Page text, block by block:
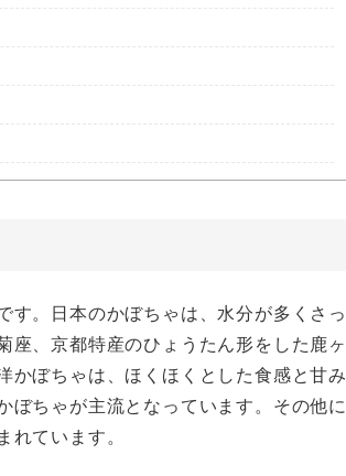
す。日本のかぼちゃは、水分が多くさっ
座、京都特産のひょうたん形をした鹿ヶ
かぼちゃは、ほくほくとした食感と甘み
ぼちゃが主流となっています。その他に
れています。